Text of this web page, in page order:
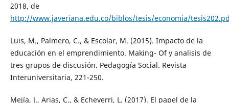
2018, de
http://www.javeriana.edu.co/biblos/tesis/economia/
Luis, M., Palmero, C., & Escolar, M. (2015). Impacto de la
educación en el emprendimiento. Making- Of y analisis de
tres grupos de discusión. Pedagogía Social. Revista
Interuniversitaria, 221-250.
Mejía, J., Arias, C., & Echeverri, L. (2017). El papel de la